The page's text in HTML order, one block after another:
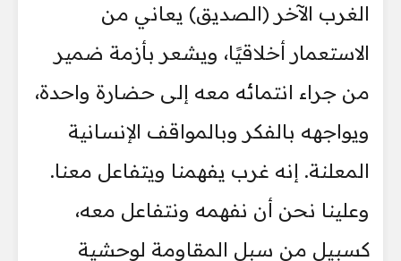
الغرب الآخر (الصديق) يعاني من
الاستعمار أخلاقيًا، ويشعر بأزمة ضمير
من جراء انتمائه معه إلى حضارة واحدة،
ويواجهه بالفكر وبالمواقف الإنسانية
المعلنة. إنه غرب يفهمنا ويتفاعل معنا.
وعلينا نحن أن نفهمه ونتفاعل معه،
كسبيل من سبل المقاومة لوحشية